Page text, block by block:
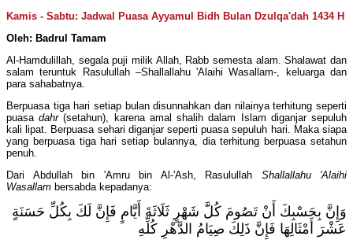
Kamis - Sabtu: Jadwal Puasa Ayyamul Bidh Bulan Dzulqa'dah 1434 H
Oleh: Badrul Tamam
Al-Hamdulillah, segala puji milik Allah, Rabb semesta alam. Shalawat dan
salam teruntuk Rasulullah –Shallallahu 'Alaihi Wasallam-, keluarga dan
para sahabatnya.
Berpuasa tiga hari setiap bulan disunnahkan dan nilainya terhitung seperti
puasadahr(setahun), karena amal shalih dalam Islam diganjar sepuluh
kali lipat. Berpuasa sehari diganjar seperti puasa sepuluh hari. Maka siapa
yang berpuasa tiga hari setiap bulannya, dia terhitung berpuasa setahun
penuh.
Dari Abdullah bin 'Amru bin Al-'Ash, Rasulullah Shallallahu 'Alaihi
Wasallam bersabda kepadanya:
وَإِنَّ بِحَسْبِكَ أَنْ تَصُومَ كُلَّ شَهْرٍ ثَلَاثَةَ أَيَّامٍ فَإِنَّ لَكَ بِكُلِّ حَسَنَةٍ
عَشْرَ أَمْثَالِهَا فَإِنَّ ذَلِكَ صِيَامُ الدَّهْرِ كُلِّهِ